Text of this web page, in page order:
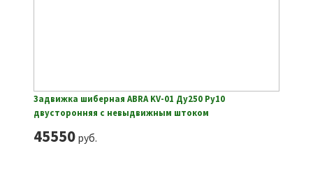
Задвижка шиберная ABRA KV-01 Ду250 Ру10
двусторонняя с невыдвижным штоком
45550руб.